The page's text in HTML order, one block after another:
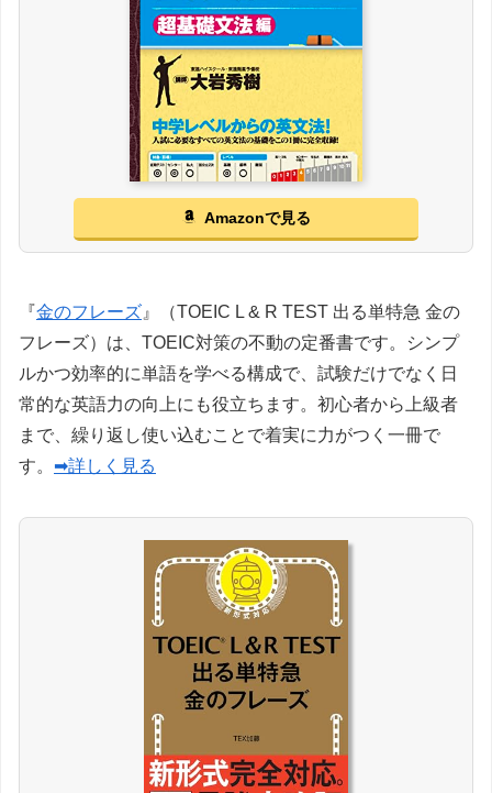
Amazonで見る
『金のフレーズ 』（TOEIC L & R TEST 出る単特急 金の
フレーズ）は、TOEIC対策の不動の定番書です。シンプ
ルかつ効率的に単語を学べる構成で、試験だけでなく日
常的な英語力の向上にも役立ちます。初心者から上級者
まで、繰り返し使い込むことで着実に力がつく一冊で
す。 ➡詳しく見る